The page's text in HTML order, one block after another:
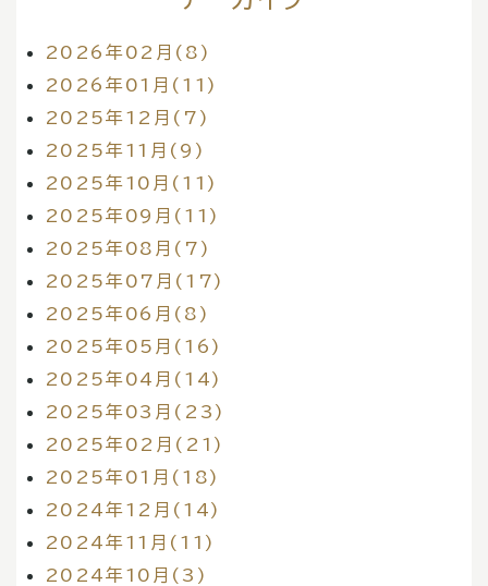
2026年02月(8)
2026年01月(11)
2025年12月(7)
2025年11月(9)
2025年10月(11)
2025年09月(11)
2025年08月(7)
2025年07月(17)
2025年06月(8)
2025年05月(16)
2025年04月(14)
2025年03月(23)
2025年02月(21)
2025年01月(18)
2024年12月(14)
2024年11月(11)
2024年10月(3)